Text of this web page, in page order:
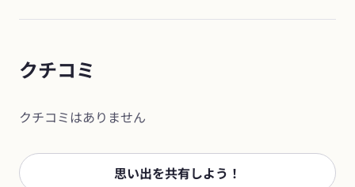
クチコミ
クチコミはありません
思い出を共有しよう！